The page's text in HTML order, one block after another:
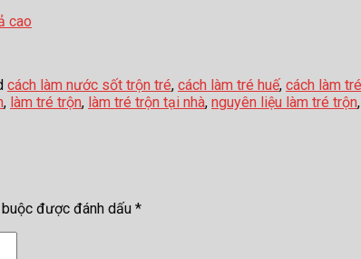
cao
cách làm nước sốt trộn tré, cách làm tré huế, cách làm
, làm tré trộn, làm tré trộn tại nhà, nguyên liệu làm tré trộn,
được đánh dấu *